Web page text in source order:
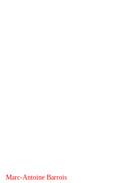
Marc-Antoine Barrois